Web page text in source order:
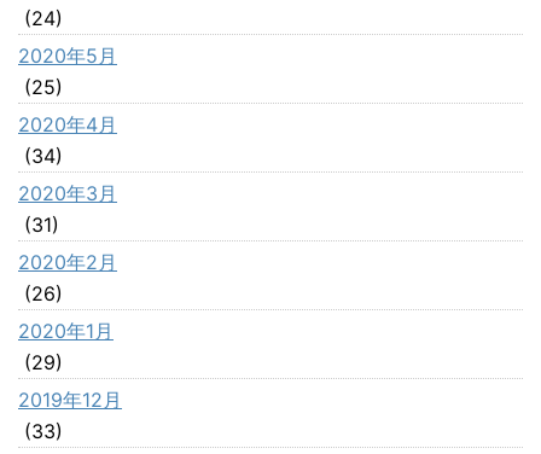
(24)
2020年5月
(25)
2020年4月
(34)
2020年3月
(31)
2020年2月
(26)
2020年1月
(29)
2019年12月
(33)